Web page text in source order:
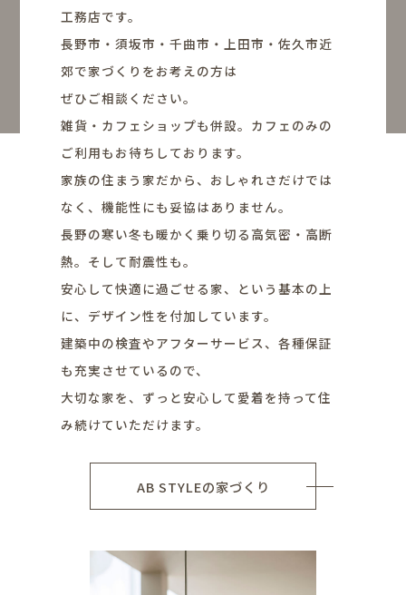
工務店です。
長野市・須坂市・千曲市・上田市・佐久市近
郊で家づくりをお考えの方は
ぜひご相談ください。
雑貨・カフェショップも併設。カフェのみの
ご利用もお待ちしております。
家族の住まう家だから、おしゃれさだけでは
なく、機能性にも妥協はありません。
長野の寒い冬も暖かく乗り切る高気密・高断
熱。そして耐震性も。
安心して快適に過ごせる家、という基本の上
に、デザイン性を付加しています。
建築中の検査やアフターサービス、各種保証
も充実させているので、
大切な家を、ずっと安心して愛着を持って住
み続けていただけます。
AB STYLEの家づくり